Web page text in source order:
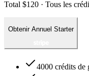
Total $120 · Tous les
Obtenir Annuel Starter
4000 crédits de